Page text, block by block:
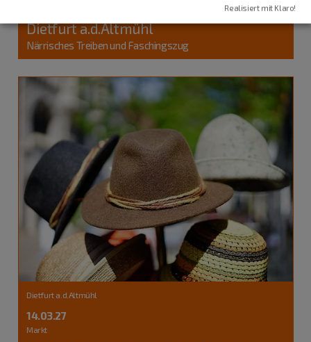
Chinesenfasching in BAYRISCH CHINA -
Dietfurt a.d.Altmühl
Närrisches Treiben und Faschingszug
Dietfurt a.d.Altmühl
14.03.27
Markt
Realisiert mit Klaro!